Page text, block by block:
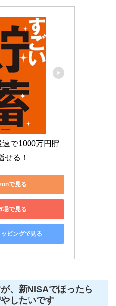
で1000万円貯
せる！
で見る
場で見る
ピングで見る
、新NISAでほったら
したいです